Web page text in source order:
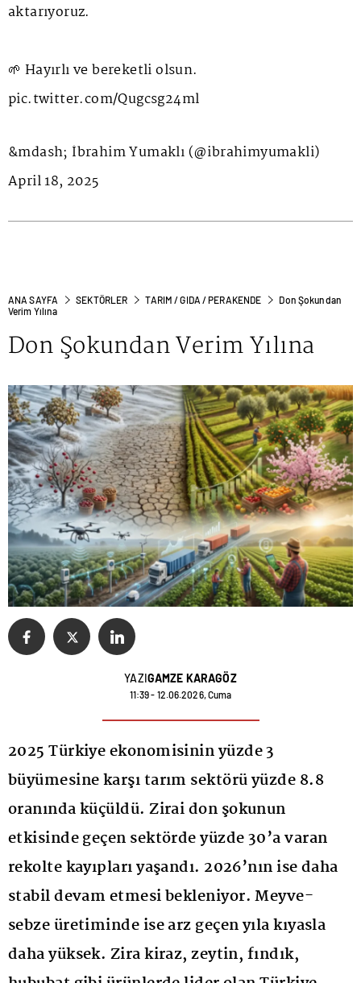
aktarıyoruz.
🌱 Hayırlı ve bereketli olsun.
pic.twitter.com/Qugcsg24ml
&mdash; İbrahim Yumaklı (@ibrahimyumakli)
April 18, 2025
ANA SAYFA SEKTÖRLER TARIM / GIDA / PERAKENDE
Don Şokundan
Verim Yılına
Don Şokundan Verim Yılına
YAZIGAMZE KARAGÖZ
11:39 - 12.06.2026, Cuma
2025 Türkiye ekonomisinin yüzde 3
büyümesine karşı tarım sektörü yüzde 8.8
oranında küçüldü. Zirai don şokunun
etkisinde geçen sektörde yüzde 30’a varan
rekolte kayıpları yaşandı. 2026’nın ise daha
stabil devam etmesi bekleniyor. Meyve-
sebze üretiminde ise arz geçen yıla kıyasla
daha yüksek. Zira kiraz, zeytin, fındık,